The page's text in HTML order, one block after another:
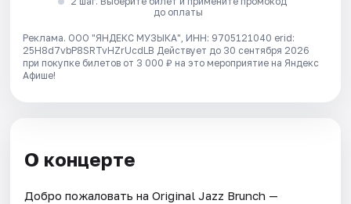
до оплаты
Реклама. ООО "ЯНДЕКС МУЗЫКА", ИНН: 9705121040 erid:
25H8d7vbP8SRTvHZrUcdLB Действует до 30 сентября 2026
при покупке билетов от 3 000 ₽ на это мероприятие на Яндекс
Афише!
О концерте
Добро пожаловать на Original Jazz Brunch —